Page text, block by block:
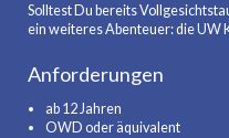
Solltest Du bereits
ein weiteres Abenteuer: die UW
Anforderungen
ab 12 Jahren
OWD oder äquivalent